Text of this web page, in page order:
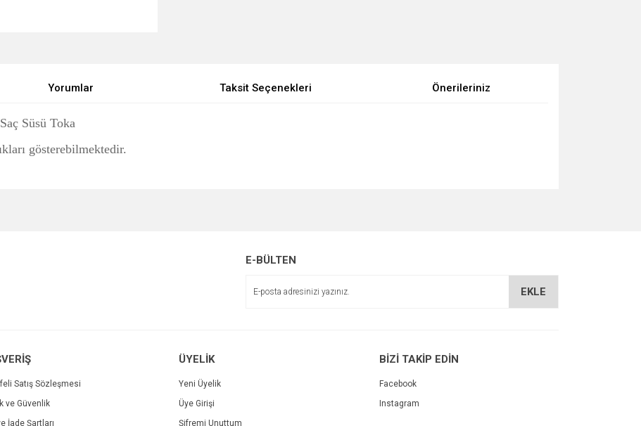
Yorumlar Taksit Seçenekleri Önerileriniz
Süsü Toka
gösterebilmektedir.
E-BÜLTEN
EKLE
Satış Sözleşmesi
ve Güvenlik
İade Şartları
ÜYELİK
Yeni Üyelik
Üye Girişi
Şifremi Unuttum
BİZİ TAKİP EDİN
Facebook
Instagram